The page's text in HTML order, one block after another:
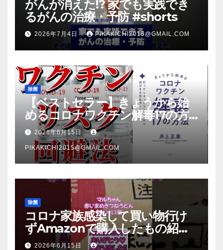
がんが消えた!? 家でも実践でき
るがんの治療・予防 #shorts
2026年7月4日 PIKAKICHI2015@GMAIL.COM
除菌
【ベストセラー】きょうから始
めるコロナワクチン解毒17の方
法【本要約】
2026年6月15日
PIKAKICHI2015@GMAIL.COM
除菌
コロナ家族感染して買い物行け
ずAmazonで購入したもの紹
介 #Shorts
2026年6月15日